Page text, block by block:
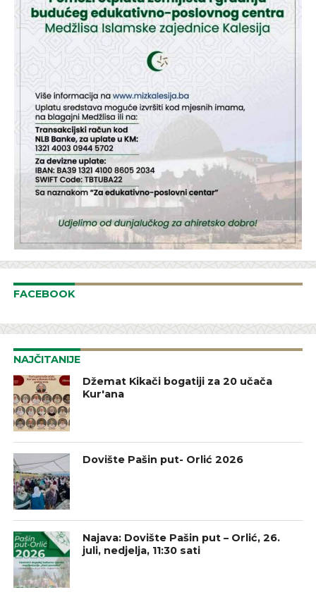
FACEBOOK
NAJČITANIJE
Džemat Kikači bogatiji za 20 učača
Kur'ana
Dovište Pašin put- Orlić 2026
Najava: Dovište Pašin put – Orlić, 26.
juli, nedjelja, 11:30 sati